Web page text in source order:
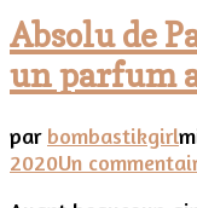
Absolu de
un parfum
par bombastikgirl
2020Un